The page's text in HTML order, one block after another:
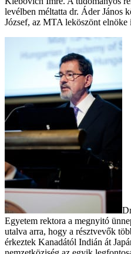
levélben méltatta dr. Áder János
József, az MTA leköszönt elnöke
Egyetem rektora a megnyitó
utalva arra, hogy a résztvevők
érkeztek Kanadától Indián át